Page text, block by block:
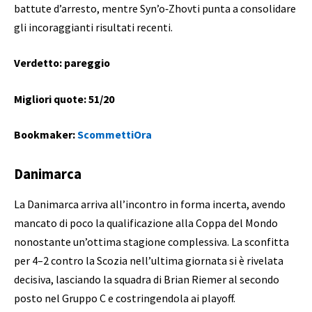
battute d’arresto, mentre Syn’o‑Zhovti punta a consolidare
gli incoraggianti risultati recenti.
Verdetto: pareggio
Migliori quote: 51/20
Bookmaker:ScommettiOra
Danimarca
La Danimarca arriva all’incontro in forma incerta, avendo
mancato di poco la qualificazione alla Coppa del Mondo
nonostante un’ottima stagione complessiva. La sconfitta
per 4–2 contro la Scozia nell’ultima giornata si è rivelata
decisiva, lasciando la squadra di Brian Riemer al secondo
posto nel Gruppo C e costringendola ai playoff.